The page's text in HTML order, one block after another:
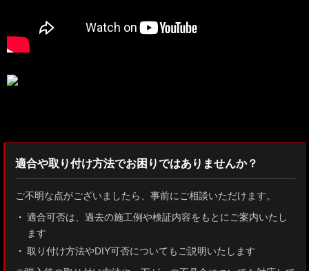
適合や取り付け方法でお困りではありませんか？
ご不明な点がございましたら、事前にご相談いただけます。
適合可否は、過去の施工例や検証内容をもとにご案内いたし
ます
取り付け方法やDIY可否についてもご説明いたします